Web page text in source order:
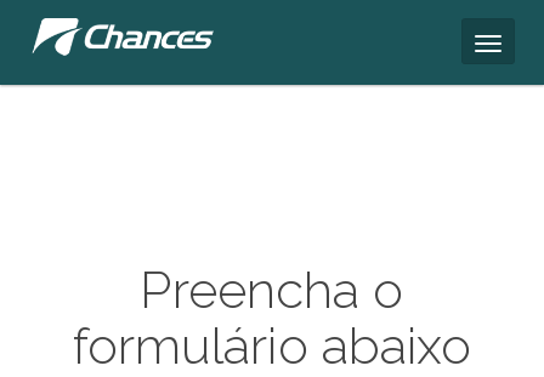
Preencha o
formulário abaixo